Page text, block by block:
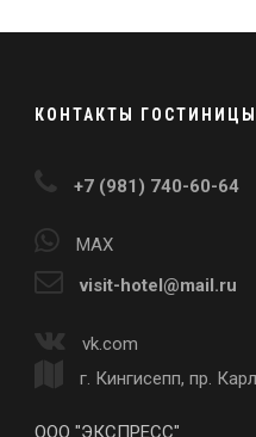
КОНТАКТЫ ГОСТИНИЦЫ
+7 (981) 740-60-64
MAX
visit-hotel@mail.ru
vk.com
г. Кингисепп, пр.
ООО "ЭКСПРЕСС"